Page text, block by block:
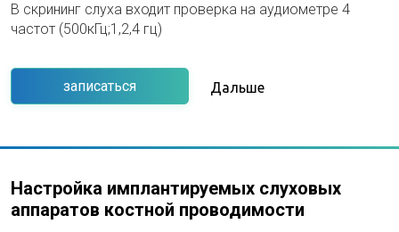
В скрининг слуха входит проверка на аудиометре 4
частот (500кГц;1,2,4 гц)
записаться Дальше
Настройка имплантируемых слуховых
аппаратов костной проводимости